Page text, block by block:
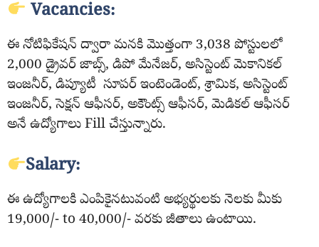
Vacancies:
ఈ నోటిఫికేషన్ ద్వారా మనకి మొత్తంగా 3,038 పోస్టులలో
2,000 డ్రైవర్ జాబ్స్, డిపో మేనేజర్, అసిస్టెంట్ మెకానికల్
ఇంజనీర్, డిప్యూటీ సూపర్ ఇంటెండెంట్, శ్రామిక, అసిస్టెంట్
ఇంజనీర్, సెక్షన్ ఆఫీసర్, అకౌంట్స్ ఆఫీసర్, మెడికల్ ఆఫీసర్
అనే ఉద్యోగాలు Fill చేస్తున్నారు.
Salary:
ఈ ఉద్యోగాలకి ఎంపికైనటువంటి అభ్యర్థులకు నెలకు మీకు
19,000/- to 40,000/- వరకు జీతాలు ఉంటాయి.